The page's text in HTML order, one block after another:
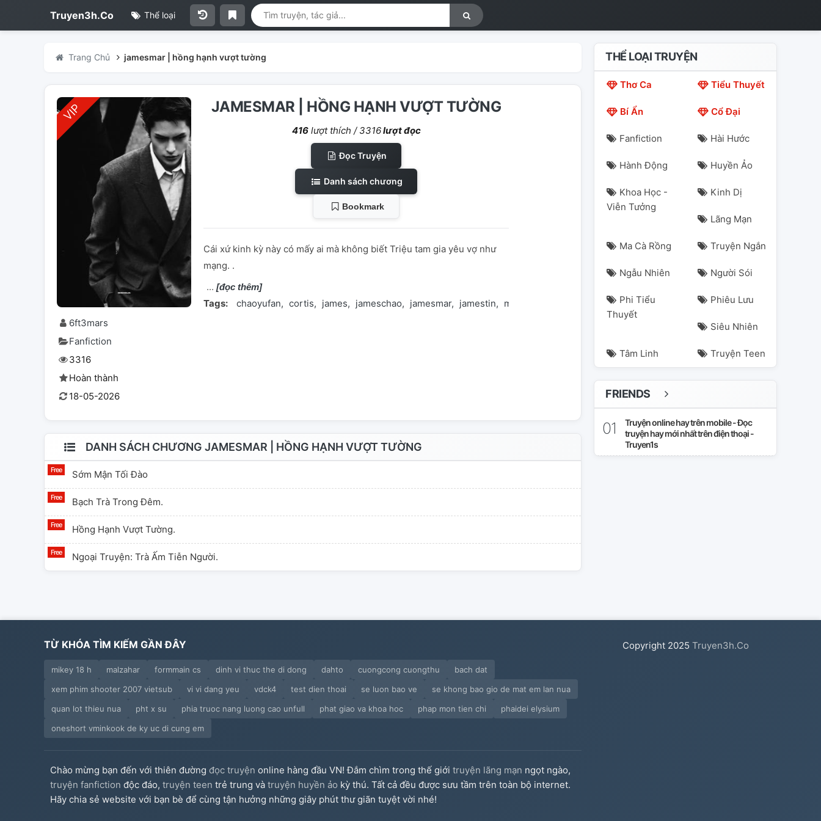
Truyen3h.Co Thể loại
Trang Chủ jamesmar | hồng hạnh vượt tường
6ft3mars
Fanfiction
3316
Hoàn thành
18-05-2026
JAMESMAR | HỒNG HẠNH VƯỢT TƯỜNG
416lượt thích / 3316lượt đọc
Đọc Truyện
Danh sách chương
Bookmark
Cái xứ kinh kỳ này có mấy ai mà không biết Triệu tam gia yêu vợ như
mạng. .
[đọc thêm]
Tags: chaoyufan cortis james jameschao jamesmar jamestin martin parkwoojoo
DANH SÁCH CHƯƠNG JAMESMAR | HỒNG HẠNH VƯỢT TƯỜNG
Sớm Mận Tối Đào
Bạch Trà Trong Đêm.
Hồng Hạnh Vượt Tường.
Ngoại Truyện: Trà Ấm Tiễn Người.
THỂ LOẠI TRUYỆN
Thơ Ca Tiểu Thuyết
Bí Ẩn Cổ Đại
Fanfiction Hài Hước
Hành Động Huyền Ảo
Khoa Học -
Viễn Tưởng
Kinh Dị
Lãng Mạn
Ma Cà Rồng Truyện Ngắn
Ngẫu Nhiên Người Sói
Phi Tiểu
Thuyết
Phiêu Lưu
Siêu Nhiên
Tâm Linh Truyện Teen
FRIENDS
Truyện online hay trên mobile - Đọc
truyện hay mới nhất trên điện thoại -
Truyen1s
TỪ KHÓA TÌM KIẾM GẦN ĐÂY
mikey 18 h malzahar formmain cs dinh vi thuc the di dong dahto cuongcong cuongthu
bach dat
xem phim shooter 2007 vietsub
vi vi dang yeu vdck4 test dien thoai se luon bao ve
se khong bao gio de mat em lan nua
quan lot thieu nua
pht x su phia truoc nang luong cao unfull phat giao va khoa hoc phap mon tien chi
phaidei elysium
oneshort vminkook de ky uc di cung em
Chào mừng bạn đến với thiên đường đọc truyện online hàng đầu VN! Đắm chìm trong thế giới truyện lãng mạn ngọt ngào,
truyện fanfiction độc đáo, truyện teen trẻ trung và truyện huyền ảo kỳ thú. Tất cả đều được sưu tầm trên toàn bộ internet.
Hãy chia sẻ website với bạn bè để cùng tận hưởng những giây phút thư giãn tuyệt vời nhé!
Copyright 2025 Truyen3h.Co